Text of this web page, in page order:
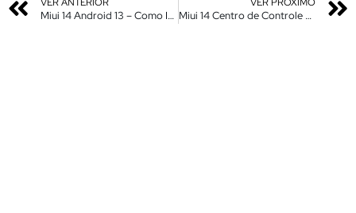
Miui 14 Android 13 – Como Importar Temas em MTZ e Usar Apps Modificados do Sistema Miui 14 Centro de Controle – Nova Atiualização – Instale Agora – Sem Root